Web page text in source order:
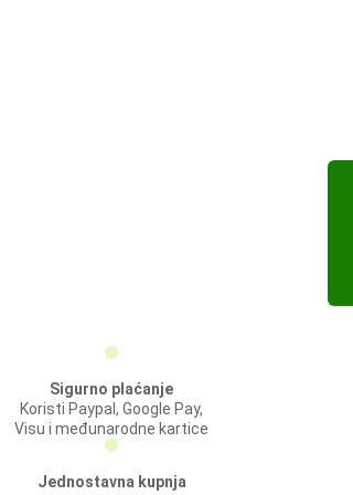
Sigurno plaćanje
Koristi Paypal, Google Pay,
Visu i međunarodne kartice
Jednostavna kupnja